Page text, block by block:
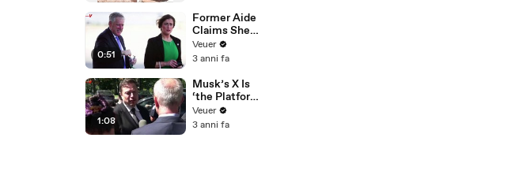
0:51
Former Aide
Claims She
Was Asked to
Make a ‘Hit
Trump
Veuer
3 anni fa
1:08
Musk’s X Is
‘the Platform
With the
Largest Ratio
Veuer
3 anni fa